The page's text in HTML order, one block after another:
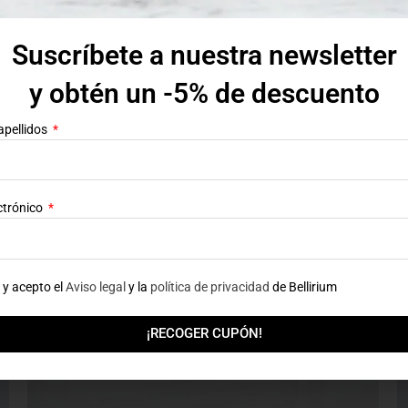
4.46
Suscríbete a nuestra newsletter
y obtén un -5% de descuento
acepto el Aviso legal y la política de privacidad de Bellirium
¡RECOGER CUPÓN!